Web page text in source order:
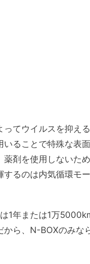
てウイルスを抑え
ることで特殊な表
剤を使用しないた
るのは内気循環モ
1年または1万
ら、N-BOXのみな